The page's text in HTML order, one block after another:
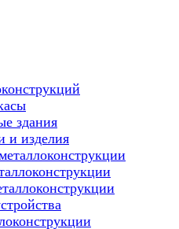
здания
и изделия